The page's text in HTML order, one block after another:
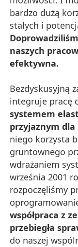
bardzo dużą
stałych i
naszych
efektywna.
Bezdyskusyjną
integruje pracę
systemem
przyjaznym
niego korzysta
gruntownego
wdrażaniem
września 2001
rozpoczęliśmy
współpraca z
przebiegła
do naszej